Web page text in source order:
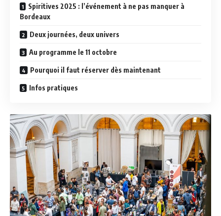
Spiritives 2025 : l’événement à ne pas manquer à
Bordeaux
Deux journées, deux univers
Au programme le 11 octobre
Pourquoi il faut réserver dès maintenant
Infos pratiques